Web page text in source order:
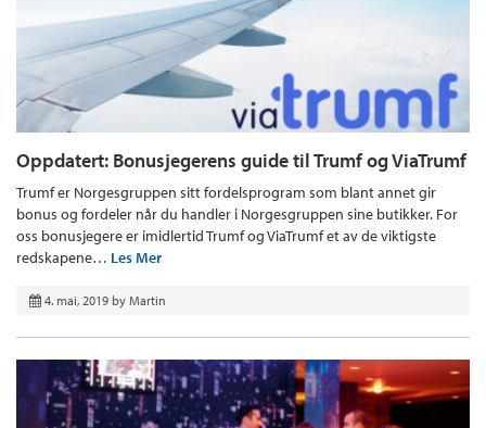
Oppdatert: Bonusjegerens guide til Trumf og ViaTrumf
Trumf er Norgesgruppen sitt fordelsprogram som blant annet gir
bonus og fordeler når du handler i Norgesgruppen sine butikker. For
oss bonusjegere er imidlertid Trumf og ViaTrumf et av de viktigste
redskapene… Les Mer
4. mai, 2019 by Martin